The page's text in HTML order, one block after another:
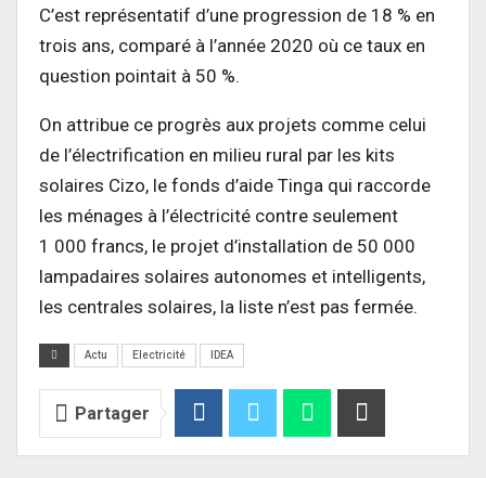
C’est représentatif d’une progression de 18 % en
trois ans, comparé à l’année 2020 où ce taux en
question pointait à 50 %.
On attribue ce progrès aux projets comme celui
de l’électrification en milieu rural par les kits
solaires Cizo, le fonds d’aide Tinga qui raccorde
les ménages à l’électricité contre seulement
1 000 francs, le projet d’installation de 50 000
lampadaires solaires autonomes et intelligents,
les centrales solaires, la liste n’est pas fermée.
Actu Electricité IDEA
Partager